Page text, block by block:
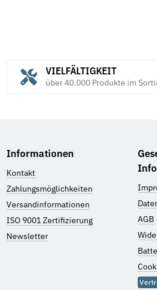
VIELFÄLTIGKEIT
über 40.000 Produkte im
Informationen
Kontakt
Zahlungsmöglichkeiten
Versandinformationen
ISO 9001 Zertifizierung
Newsletter
AGB